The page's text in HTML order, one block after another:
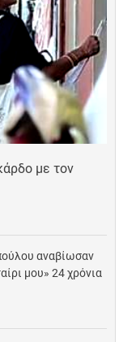
με τον
αναβίωσαν
μου» 24 χρόνια